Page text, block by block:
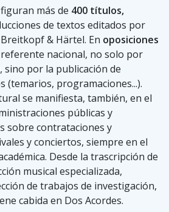
más de 400 títulos,
de textos editados por
& Härtel. En oposiciones
nacional, no solo por
por la publicación de
(temarios, programaciones...).
se manifiesta, también, en el
públicas y
sobre contrataciones y
y conciertos, siempre en el
Desde la trascripción de
musical especializada,
de trabajos de investigación,
cabida en Dos Acordes.